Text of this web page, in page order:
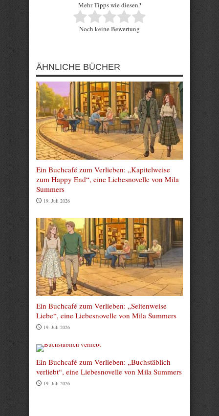
Mehr Tipps wie diesen?
Rate this item:
Noch keine Bewertung
ÄHNLICHE BÜCHER
Ein Buchcafé zum Verlieben: „Kapitelweise
zum Happy End“, eine Liebesnovelle von Mila
Summers
19. Juli 2026
Ein Buchcafé zum Verlieben: „Seitenweise
Liebe“, eine Liebesnovelle von Mila Summers
19. Juli 2026
Ein Buchcafé zum Verlieben: „Buchstäblich
verliebt“, eine Liebesnovelle von Mila Summers
19. Juli 2026